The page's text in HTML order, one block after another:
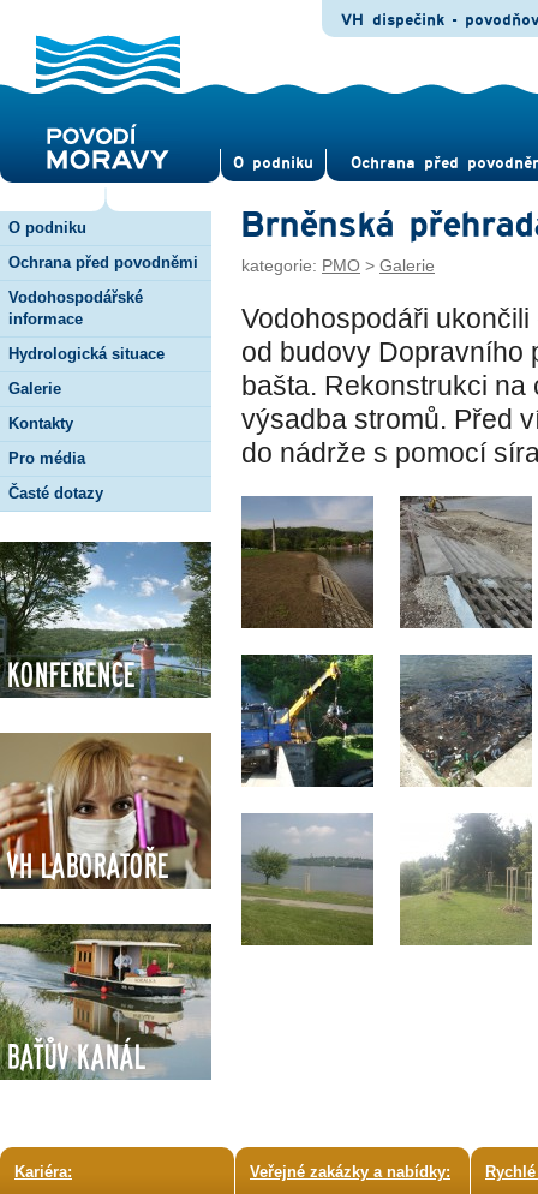
O pod­niku Ochrana před
VH dispečink -
O podniku
Ochrana před povodněmi
Vodohospodářské
informace
Hydrologická situace
Galerie
Kontakty
Pro média
Časté dotazy
Konference
VH Laboratoře
Baťův kanál
Brněnská
kategorie: PMO > Galerie
Vodohospodáři
od budovy Dopravního
bašta. Rekonstrukci
výsadba stromů. Před
do nádrže s pomocí
Kariéra:
Veřejné zakázky a nabídky: